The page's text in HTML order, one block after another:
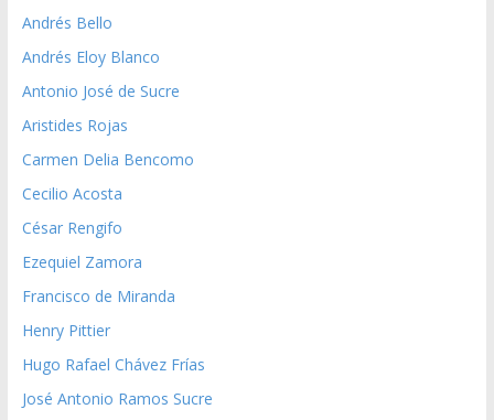
Andrés Bello
Andrés Eloy Blanco
Antonio José de Sucre
Aristides Rojas
Carmen Delia Bencomo
Cecilio Acosta
César Rengifo
Ezequiel Zamora
Francisco de Miranda
Henry Pittier
Hugo Rafael Chávez Frías
José Antonio Ramos Sucre